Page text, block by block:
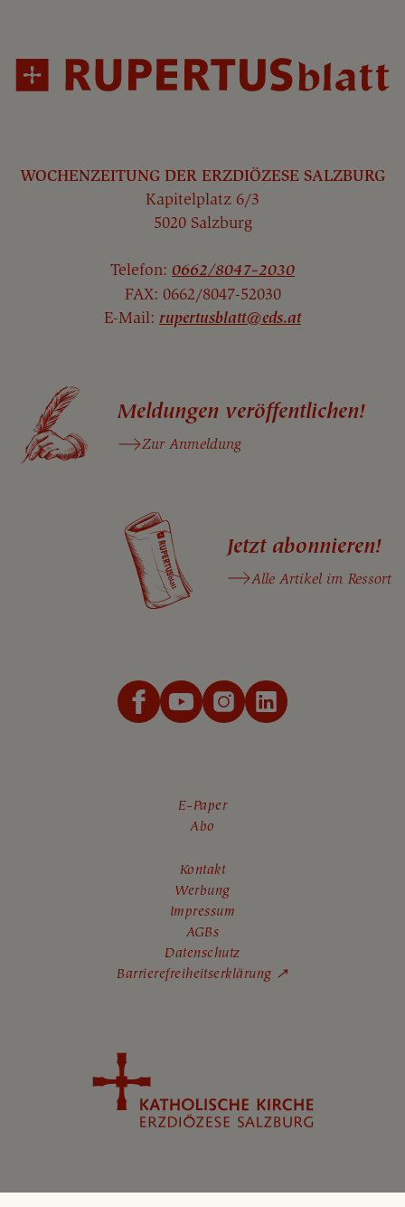
WOCHENZEITUNG DER ERZDIÖZESE SALZBURG
Kapitelplatz 6/3
5020 Salzburg
Telefon: 0662/8047-2030
FAX: 0662/8047-52030
E-Mail: rupertusblatt@eds.at
Meldungen veröffentlichen!
Zur Anmeldung
Jetzt abonnieren!
Alle Artikel im Ressort
E-Paper
Abo
Kontakt
Werbung
Impressum
AGBs
Datenschutz
Barrierefreiheitserklärung ↗